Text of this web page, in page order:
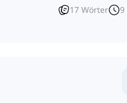
17 Wörter 9